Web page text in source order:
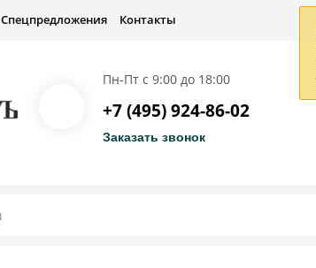
Спецпредложения Контакты
Пн-Пт с 9:00 до 18:00
+7 (495) 924-86-02
Заказать звонок